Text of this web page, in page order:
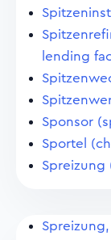
lending
Sponsor
Sportel
Spreizung